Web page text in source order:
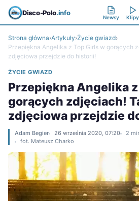
Disco-Polo.info
Newsy Klipy
Strona główna›Artykuły›Życie gwiazd›
Przepiękna Angelika z Top Girls w gorących
zdjęciowa przejdzie do historii!
ŻYCIE GWIAZD
Przepiękna Angelika
gorących zdjęciach!
zdjęciowa przejdzie
Adam Begier 26 września 2020, 07:20
2
fot. Mateusz Charko